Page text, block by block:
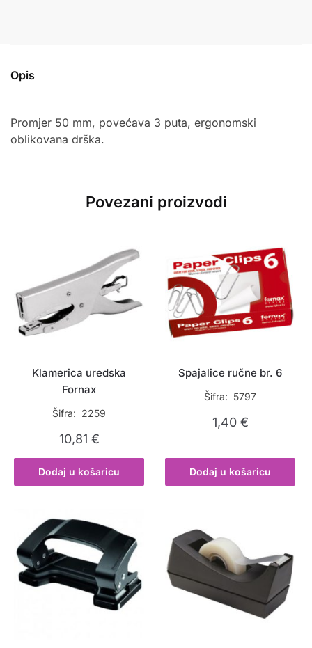
Opis
Promjer 50 mm, povećava 3 puta, ergonomski
oblikovana drška.
Povezani proizvodi
Klamerica uredska
Fornax
Šifra: 2259
10,81 €
Dodaj u košaricu
Spajalice ručne br. 6
Šifra: 5797
1,40 €
Dodaj u košaricu